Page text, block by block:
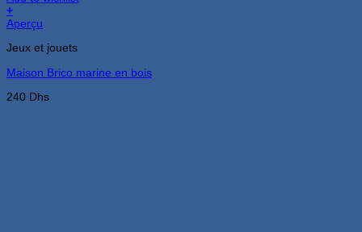
+
Aperçu
Jeux et jouets
Maison Brico marine en bois
240 Dhs